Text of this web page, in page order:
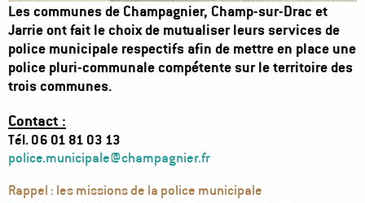
Les communes de Champagnier, Champ-sur-Drac et
Jarrie ont fait le choix de mutualiser leurs services de
police municipale respectifs afin de mettre en place une
police pluri-communale compétente sur le territoire des
trois communes.
Contact :
Tél. 06 01 81 03 13
police.municipale@champagnier.fr
Rappel : les missions de la police municipale